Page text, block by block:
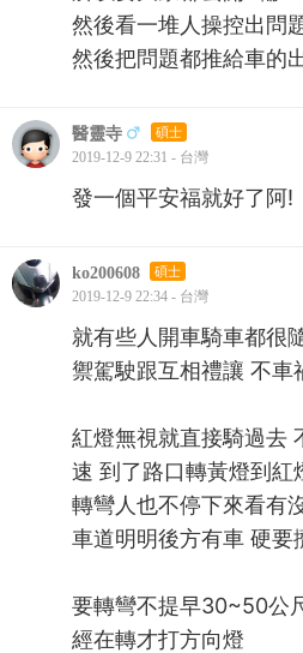
然後看一堆人操控出問
然後把問題都推給車的
醫靈寺 碩士
2019-12-9 22:31 - 台灣
發一個平安福就好了阿!
ko200608 碩士
2019-12-9 22:34 - 台灣
就有些人開車騎車都很
禦駕駛跟互相禮讓 不車
紅燈無視就直接騎過去
速 到了路口轉黃燈到紅
轉彎人也不停下來看有
車道明明後方有車 硬要
要轉彎不提早30~50公
經在轉才打方向燈